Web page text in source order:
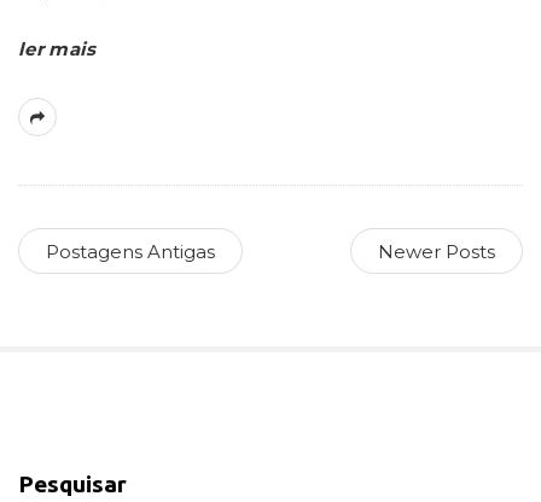
ler mais
Postagens Antigas Newer Posts
t
Pesquisar